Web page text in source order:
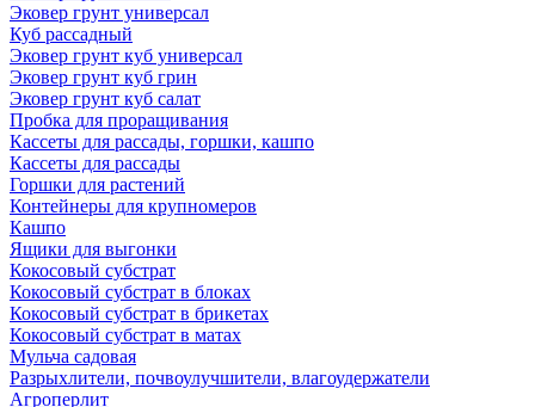
Эковер грунт универсал
Куб рассадный
Эковер грунт куб универсал
Эковер грунт куб грин
Эковер грунт куб салат
Пробка для проращивания
Кассеты для рассады, горшки, кашпо
Кассеты для рассады
Горшки для растений
Контейнеры для крупномеров
Кашпо
Ящики для выгонки
Кокосовый субстрат
Кокосовый субстрат в блоках
Кокосовый субстрат в брикетах
Кокосовый субстрат в матах
Мульча садовая
Разрыхлители, почвоулучшители, влагоудержатели
Агроперлит